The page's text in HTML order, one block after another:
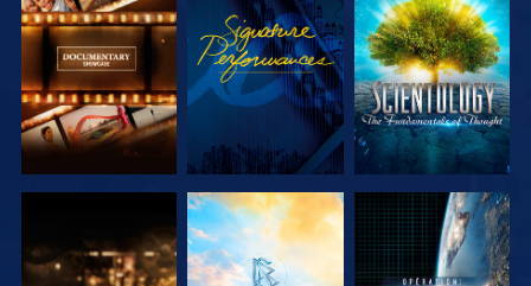
DÉCOUVRIR
LES SÉRIES
REGARDER
DÉCOUVRIR
LES SÉRIES
DÉCOUVRIR
DÉCOUVRIR
REGARDER